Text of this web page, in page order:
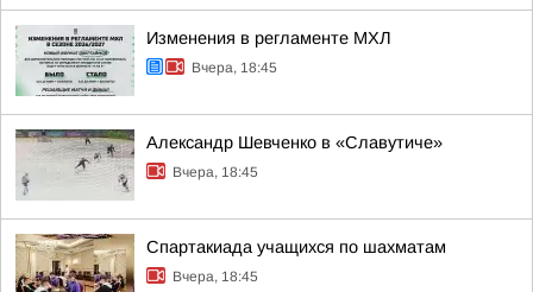
Изменения в регламенте МХЛ
Вчера, 18:45
Александр Шевченко в «Славутиче»
Вчера, 18:45
Спартакиада учащихся по шахматам
Вчера, 18:45